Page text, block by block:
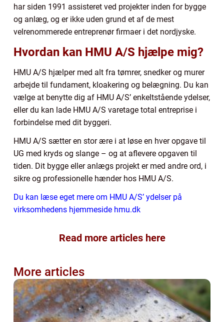
har siden 1991 assisteret ved projekter inden for bygge
og anlæg, og er ikke uden grund et af de mest
velrenommerede entreprenør firmaer i det nordjyske.
Hvordan kan HMU A/S hjælpe mig?
HMU A/S hjælper med alt fra tømrer, snedker og murer
arbejde til fundament, kloakering og belægning. Du kan
vælge at benytte dig af HMU A/S’ enkeltstående ydelser,
eller du kan lade HMU A/S varetage total entreprise i
forbindelse med dit byggeri.
HMU A/S sætter en stor ære i at løse en hver opgave til
UG med kryds og slange – og at aflevere opgaven til
tiden. Dit bygge eller anlægs projekt er med andre ord, i
sikre og professionelle hænder hos HMU A/S.
Du kan læse eget mere om HMU A/S’ ydelser på
virksomhedens hjemmeside hmu.dk
Read more articles here
More articles